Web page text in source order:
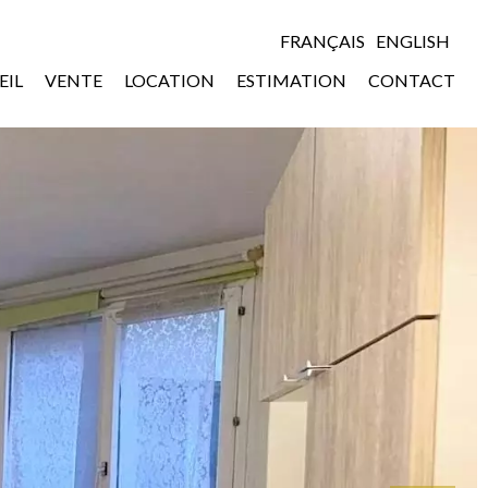
FRANÇAIS
ENGLISH
VENTE LOCATION ESTIMATION CONTACT